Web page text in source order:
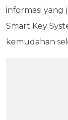
informasi yang
Smart Key
kemudahan